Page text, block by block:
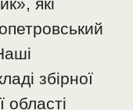
які
збірної
області